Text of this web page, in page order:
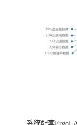
系统配套